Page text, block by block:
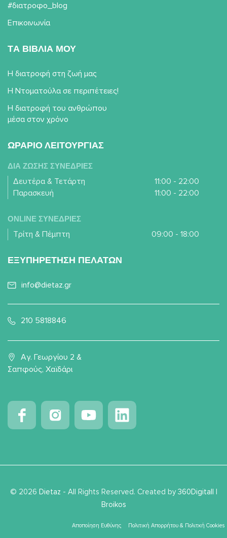
#διατροφο_blog
Επικοινωνία
TΑ ΒΙΒΛΙΑ ΜΟΥ
Η διατροφή στη ζωή μας
Η Ντοματούλα σε περιπέτειες!
Η διατροφή του ανθρώπου
μέσα στον χρόνο
ΩΡΑΡΙΟ ΛΕΙΤΟΥΡΓΙΑΣ
ΔΙΑ ΖΩΣΗΣ ΣΥΝΕΔΡΙΕΣ
Δευτέρα & Τετάρτη
11:00 - 22:00
Παρασκευή
11:00 - 22:00
ONLINE ΣΥΝΕΔΡΙΕΣ
Τρίτη & Πέμπτη 09:00 - 18:00
ΕΞΥΠΗΡΕΤΗΣΗ ΠΕΛΑΤΩΝ
info@dietaz.gr
210 5818846
Αγ. Γεωργίου 2 &
Σαπφούς, Χαϊδάρι
© 2026 Dietaz - All Rights Reserved. Created by 360Digitall |
Broikos
Αποποίηση Ευθύνης Πολιτική Απορρήτου & Πολιτκή Cookies